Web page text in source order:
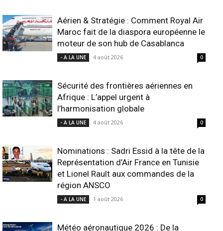
Aérien & Stratégie : Comment Royal Air
Maroc fait de la diaspora européenne le
moteur de son hub de Casablanca
- A LA UNE 4 août 2026 0
Sécurité des frontières aériennes en
Afrique : L’appel urgent à
l’harmonisation globale
- A LA UNE 4 août 2026 0
Nominations : Sadri Essid à la tête de la
Représentation d’Air France en Tunisie
et Lionel Rault aux commandes de la
région ANSCO
- A LA UNE 1 août 2026 0
Météo aéronautique 2026 : De la